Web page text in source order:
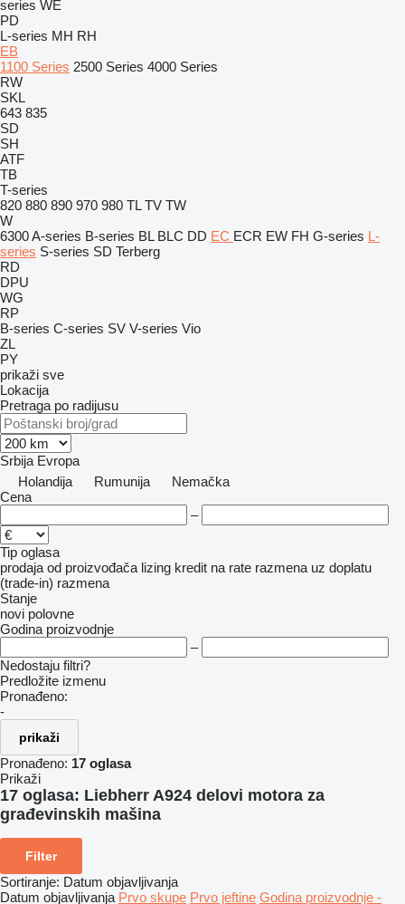
series WE
PD
L-series MH RH
EB
1100 Series 2500 Series 4000 Series
RW
SKL
643 835
SD
SH
ATF
TB
T-series
820 880 890 970 980 TL TV TW
W
6300A-series B-series BL BLC DD EC ECR EW FH G-series L-
series S-series SD Terberg
RD
DPU
WG
RP
B-series C-series SV V-series Vio
ZL
PY
prikaži sve
Lokacija
Pretraga po radijusu
Srbija Evropa
Holandija
Rumunija
Nemačka
Cena
–
Tip oglasa
prodaja od proizvođača lizing kredit na rate razmena uz doplatu
(trade-in) razmena
Stanje
novi polovne
Godina proizvodnje
–
Nedostaju filtri?
Predložite izmenu
Pronađeno:
-
prikaži
Pronađeno: 17 oglasa
Prikaži
17 oglasa: Liebherr A924 delovi motora za
građevinskih mašina
Filter
Sortiranje: Datum objavljivanja
Datum objavljivanja Prvo skupe Prvo jeftine Godina proizvodnje -